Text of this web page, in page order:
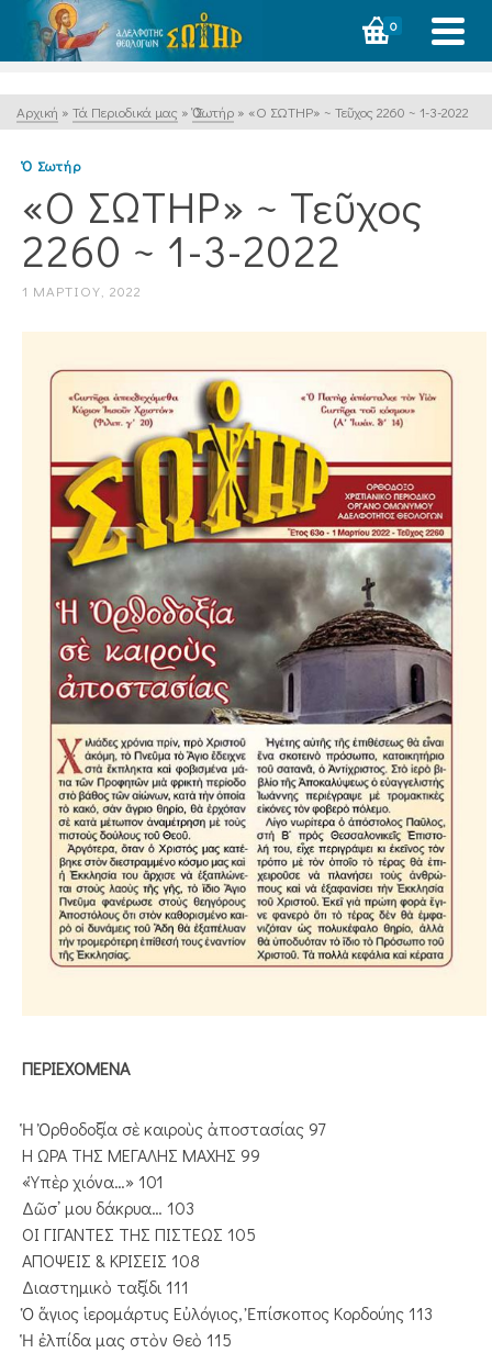
0
Αρχική » Τά Περιοδικά μας » Ὁ Σωτήρ » «Ο ΣΩΤΗΡ» ~ Τεῦχος 2260 ~ 1-3-2022
Ὁ Σωτήρ
«Ο ΣΩΤΗΡ» ~ Τεῦχος
2260 ~ 1-3-2022
1 ΜΑΡΤΊΟΥ, 2022
ΠΕΡΙΕΧΟΜΕΝΑ
Ἡ Ὀρθοδοξία σὲ καιροὺς ἀποστασίας 97
Η ΩΡΑ ΤΗΣ ΜΕΓΑΛΗΣ ΜΑΧΗΣ 99
«Ὑπὲρ χιόνα…» 101
Δῶσ᾿ μου δάκρυα… 103
ΟΙ ΓΙΓΑΝΤΕΣ ΤΗΣ ΠΙΣΤΕΩΣ 105
ΑΠΟΨΕΙΣ & ΚΡΙΣΕΙΣ 108
Διαστημικὸ ταξίδι 111
Ὁ ἅγιος ἱερομάρτυς Εὐλόγιος, Ἐπίσκοπος Κορδούης 113
Ἡ ἐλπίδα μας στὸν Θεὸ 115